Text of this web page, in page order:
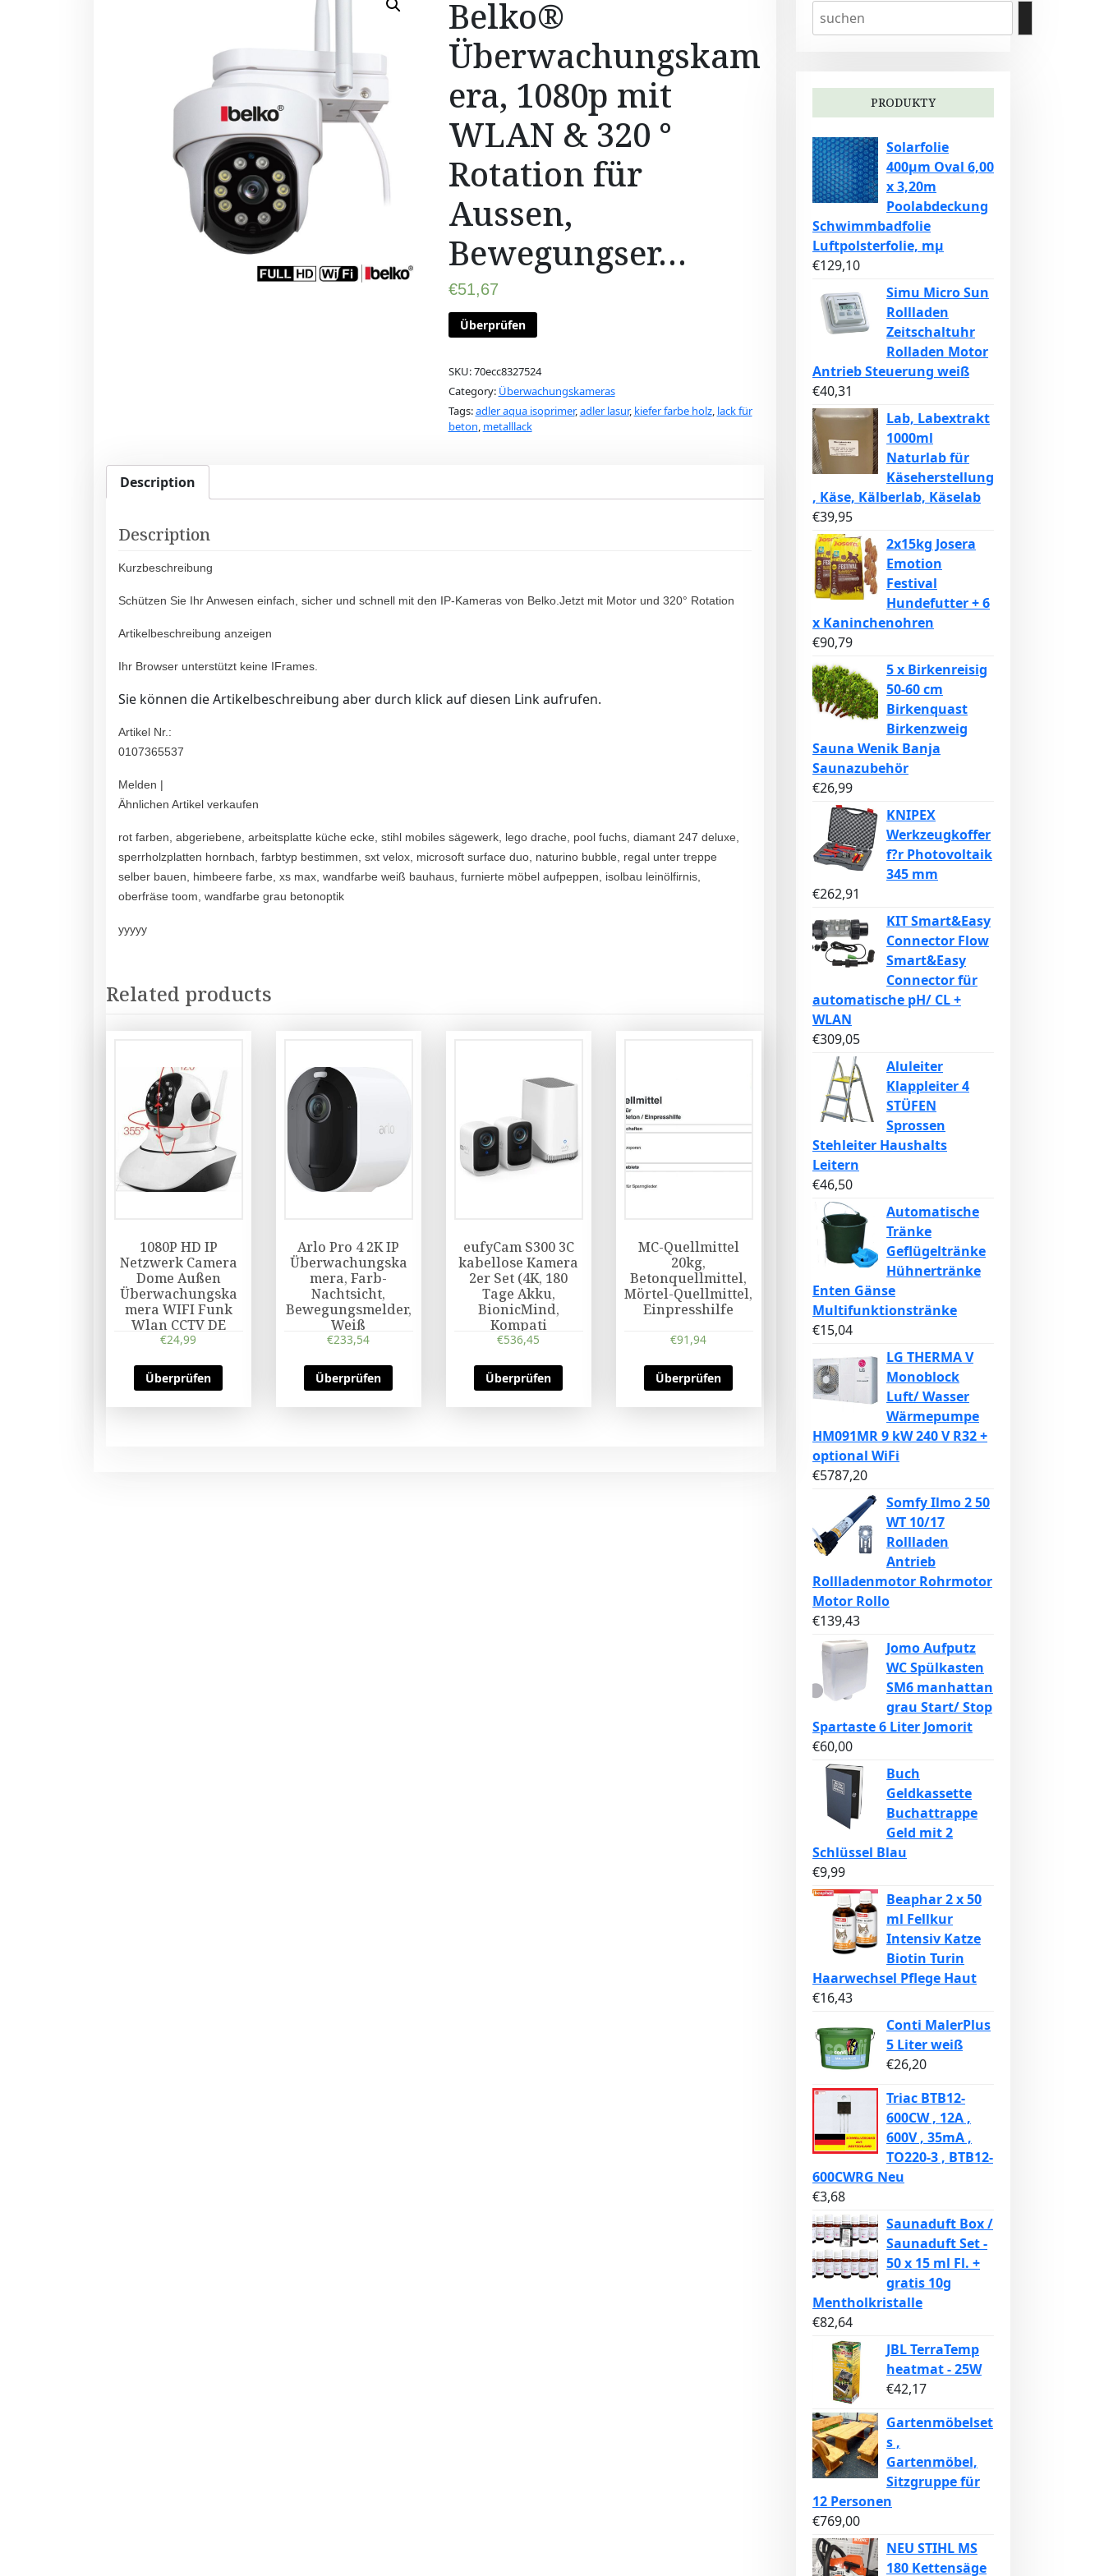
Belko®
Überwachungskam
era, 1080p mit
WLAN & 320 °
Rotation für
Aussen,
Bewegungser…
€51,67
Überprüfen
SKU:70ecc8327524
Category: Überwachungskameras
Tags:adler aqua isoprimer,adler lasur, kiefer farbe holz, lack für
beton, metalllack
Description
Description
Kurzbeschreibung
Schützen Sie Ihr Anwesen einfach, sicher und schnell mit den IP-Kameras von Belko.Jetzt mit Motor und 320° Rotation
Artikelbeschreibung anzeigen
Ihr Browser unterstützt keine IFrames.
Sie können die Artikelbeschreibung aber durch klick auf diesen Link aufrufen.
Artikel Nr.:
0107365537
Melden |
Ähnlichen Artikel verkaufen
rot farben, abgeriebene, arbeitsplatte küche ecke, stihl mobiles sägewerk, lego drache, pool fuchs, diamant 247 deluxe,
sperrholzplatten hornbach, farbtyp bestimmen, sxt velox, microsoft surface duo, naturino bubble, regal unter treppe
selber bauen, himbeere farbe, xs max, wandfarbe weiß bauhaus, furnierte möbel aufpeppen, isolbau leinölfirnis,
oberfräse toom, wandfarbe grau betonoptik
yyyyy
Related products
1080P HD IP
Netzwerk Camera
Dome Außen
Überwachungska
mera WIFI Funk
Wlan CCTV DE
€24,99
Überprüfen
Arlo Pro 4 2K IP
Überwachungska
mera, Farb-
Nachtsicht,
Bewegungsmelder,
Weiß
€233,54
Überprüfen
eufyCam S300 3C
kabellose Kamera
2er Set (4K, 180
Tage Akku,
BionicMind,
Kompati
€536,45
Überprüfen
MC-Quellmittel
20kg,
Betonquellmittel,
Mörtel-Quellmittel,
Einpresshilfe
€91,94
Überprüfen
PRODUKTY
Solarfolie
400µm Oval 6,00
x 3,20m
Poolabdeckung
Schwimmbadfolie
Luftpolsterfolie, mµ
€129,10
Simu Micro Sun
Rollladen
Zeitschaltuhr
Rolladen Motor
Antrieb Steuerung weiß
€40,31
Lab, Labextrakt
1000ml
Naturlab für
Käseherstellung
, Käse, Kälberlab, Käselab
€39,95
2x15kg Josera
Emotion
Festival
Hundefutter + 6
x Kaninchenohren
€90,79
5 x Birkenreisig
50-60 cm
Birkenquast
Birkenzweig
Sauna Wenik Banja
Saunazubehör
€26,99
KNIPEX
Werkzeugkoffer
f?r Photovoltaik
345 mm
€262,91
KIT Smart&Easy
Connector Flow
Smart&Easy
Connector für
automatische pH/ CL +
WLAN
€309,05
Aluleiter
Klappleiter 4
STÜFEN
Sprossen
Stehleiter Haushalts
Leitern
€46,50
Automatische
Tränke
Geflügeltränke
Hühnertränke
Enten Gänse
Multifunktionstränke
€15,04
LG THERMA V
Monoblock
Luft/ Wasser
Wärmepumpe
HM091MR 9 kW 240 V R32 +
optional WiFi
€5787,20
Somfy Ilmo 2 50
WT 10/17
Rollladen
Antrieb
Rollladenmotor Rohrmotor
Motor Rollo
€139,43
Jomo Aufputz
WC Spülkasten
SM6 manhattan
grau Start/ Stop
Spartaste 6 Liter Jomorit
€60,00
Buch
Geldkassette
Buchattrappe
Geld mit 2
Schlüssel Blau
€9,99
Beaphar 2 x 50
ml Fellkur
Intensiv Katze
Biotin Turin
Haarwechsel Pflege Haut
€16,43
Conti MalerPlus
5 Liter weiß
€26,20
Triac BTB12-
600CW , 12A ,
600V , 35mA ,
TO220-3 , BTB12-
600CWRG Neu
€3,68
Saunaduft Box /
Saunaduft Set -
50 x 15 ml Fl. +
gratis 10g
Mentholkristalle
€82,64
JBL TerraTemp
heatmat - 25W
€42,17
Gartenmöbelset
s ,
Gartenmöbel,
Sitzgruppe für
12 Personen
€769,00
NEU STIHL MS
180 Kettensäge